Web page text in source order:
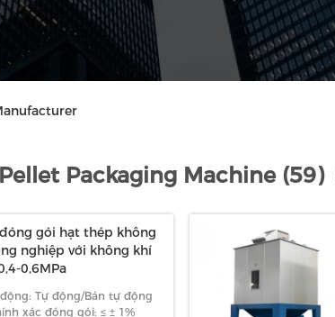
Packaging Machine (59)
gói hạt thép không
nghiệp với không khí
0,6MPa
Tự động/Bán tự động
xác đóng gói: ≤ ± 1%